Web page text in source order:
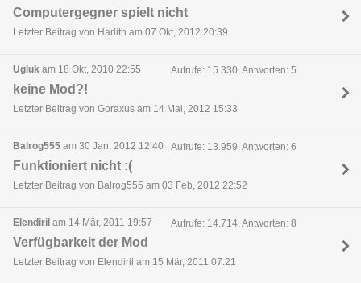
Computergegner spielt nicht
Letzter Beitrag von Harlith am 07 Okt, 2012 20:39
Ugluk am 18 Okt, 2010 22:55 Aufrufe: 15.330, Antworten: 5
keine Mod?!
Letzter Beitrag von Goraxus am 14 Mai, 2012 15:33
Balrog555 am 30 Jan, 2012 12:40 Aufrufe: 13.959, Antworten: 6
Funktioniert nicht :(
Letzter Beitrag von Balrog555 am 03 Feb, 2012 22:52
Elendiril am 14 Mär, 2011 19:57 Aufrufe: 14.714, Antworten: 8
Verfügbarkeit der Mod
Letzter Beitrag von Elendiril am 15 Mär, 2011 07:21